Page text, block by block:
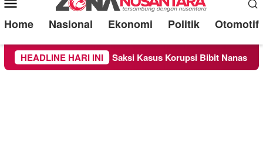
Menu
Home Nasional Ekonomi Politik Otomotif
HEADLINE HARI INI
Sebagai Saksi Kasus Korupsi Bibit Nanas Sulsel Rp